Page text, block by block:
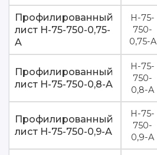
Профилированный
лист Н-75-750-0,75-
A
Н-75-
750-
0,75-A
Профилированный
лист Н-75-750-0,8-A
Н-75-
750-
0,8-A
Профилированный
лист Н-75-750-0,9-A
Н-75-
750-
0,9-A